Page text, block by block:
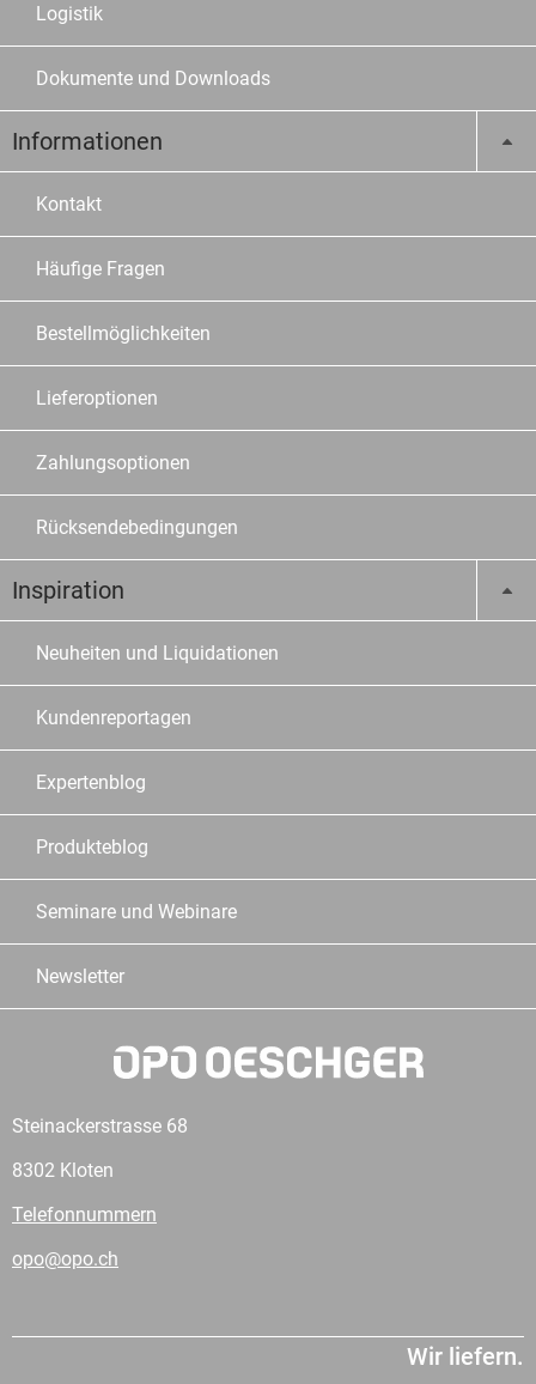
Logistik
Dokumente und Downloads
Informationen
Kontakt
Häufige Fragen
Bestellmöglichkeiten
Lieferoptionen
Zahlungsoptionen
Rücksendebedingungen
Inspiration
Neuheiten und Liquidationen
Kundenreportagen
Expertenblog
Produkteblog
Seminare und Webinare
Newsletter
Steinackerstrasse 68
8302 Kloten
Telefonnummern
opo@opo.ch
Wir liefern.